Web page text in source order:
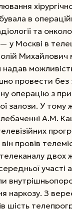
в
та
у Москві в
Михайлович
надав
провести без
операцію з
залози. У тому
А.М.
провів
двох
участі
наркозу. З
шість